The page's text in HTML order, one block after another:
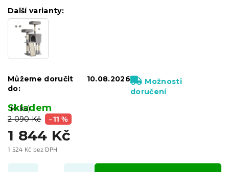
2 090 Kč –11 %
1 844 Kč
1 524 Kč bez DPH
cena:
Skladem
(4 ks)
Další varianty:
Můžeme doručit
do:
10.08.2026
Možnosti
doručení